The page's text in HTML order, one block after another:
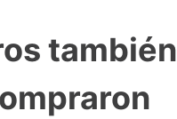
también